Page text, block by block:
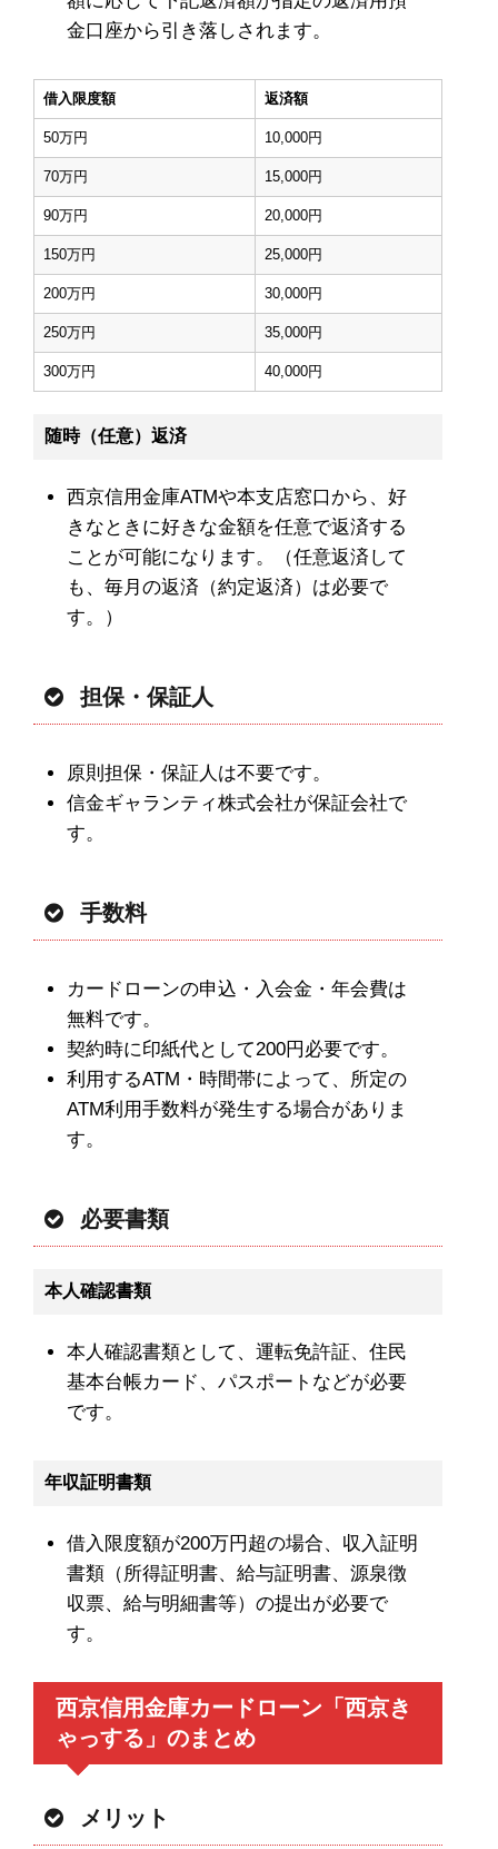
金口座から引き落しされます。
借入限度額 返済額
50万円 10,000円
70万円 15,000円
90万円 20,000円
150万円 25,000円
200万円 30,000円
250万円 35,000円
300万円 40,000円
随時（任意）返済
西京信用金庫ATMや本支店窓口から、好
きなときに好きな金額を任意で返済する
ことが可能になります。（任意返済して
も、毎月の返済（約定返済）は必要で
す。）
担保・保証人
原則担保・保証人は不要です。
信金ギャランティ株式会社が保証会社で
す。
手数料
カードローンの申込・入会金・年会費は
無料です。
契約時に印紙代として200円必要です。
利用するATM・時間帯によって、所定の
ATM利用手数料が発生する場合がありま
す。
必要書類
本人確認書類
本人確認書類として、運転免許証、住民
基本台帳カード、パスポートなどが必要
です。
年収証明書類
借入限度額が200万円超の場合、収入証明
書類（所得証明書、給与証明書、源泉徴
収票、給与明細書等）の提出が必要で
す。
西京信用金庫カードローン「西京き
ゃっする」のまとめ
メリット